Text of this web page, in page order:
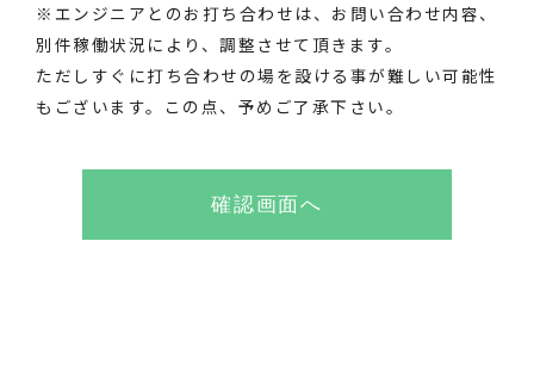
※エンジニアとのお打ち合わせは、お問い合わせ内容、
別件稼働状況により、調整させて頂きます。
ただしすぐに打ち合わせの場を設ける事が難しい可能性
もございます。この点、予めご了承下さい。